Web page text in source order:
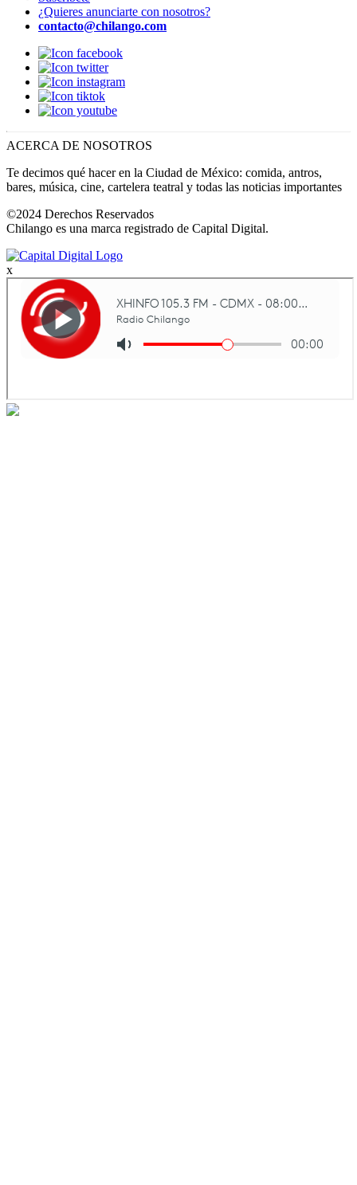
¿Quieres anunciarte con nosotros?
contacto@chilango.com
ACERCA DE NOSOTROS
Te decimos qué hacer en la Ciudad de México: comida, antros,
bares, música, cine, cartelera teatral y todas las noticias importantes
©2024 Derechos Reservados
Chilango es una marca registrado de Capital Digital.
x